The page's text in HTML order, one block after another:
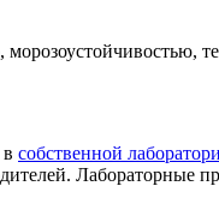
собственной
Лабораторные